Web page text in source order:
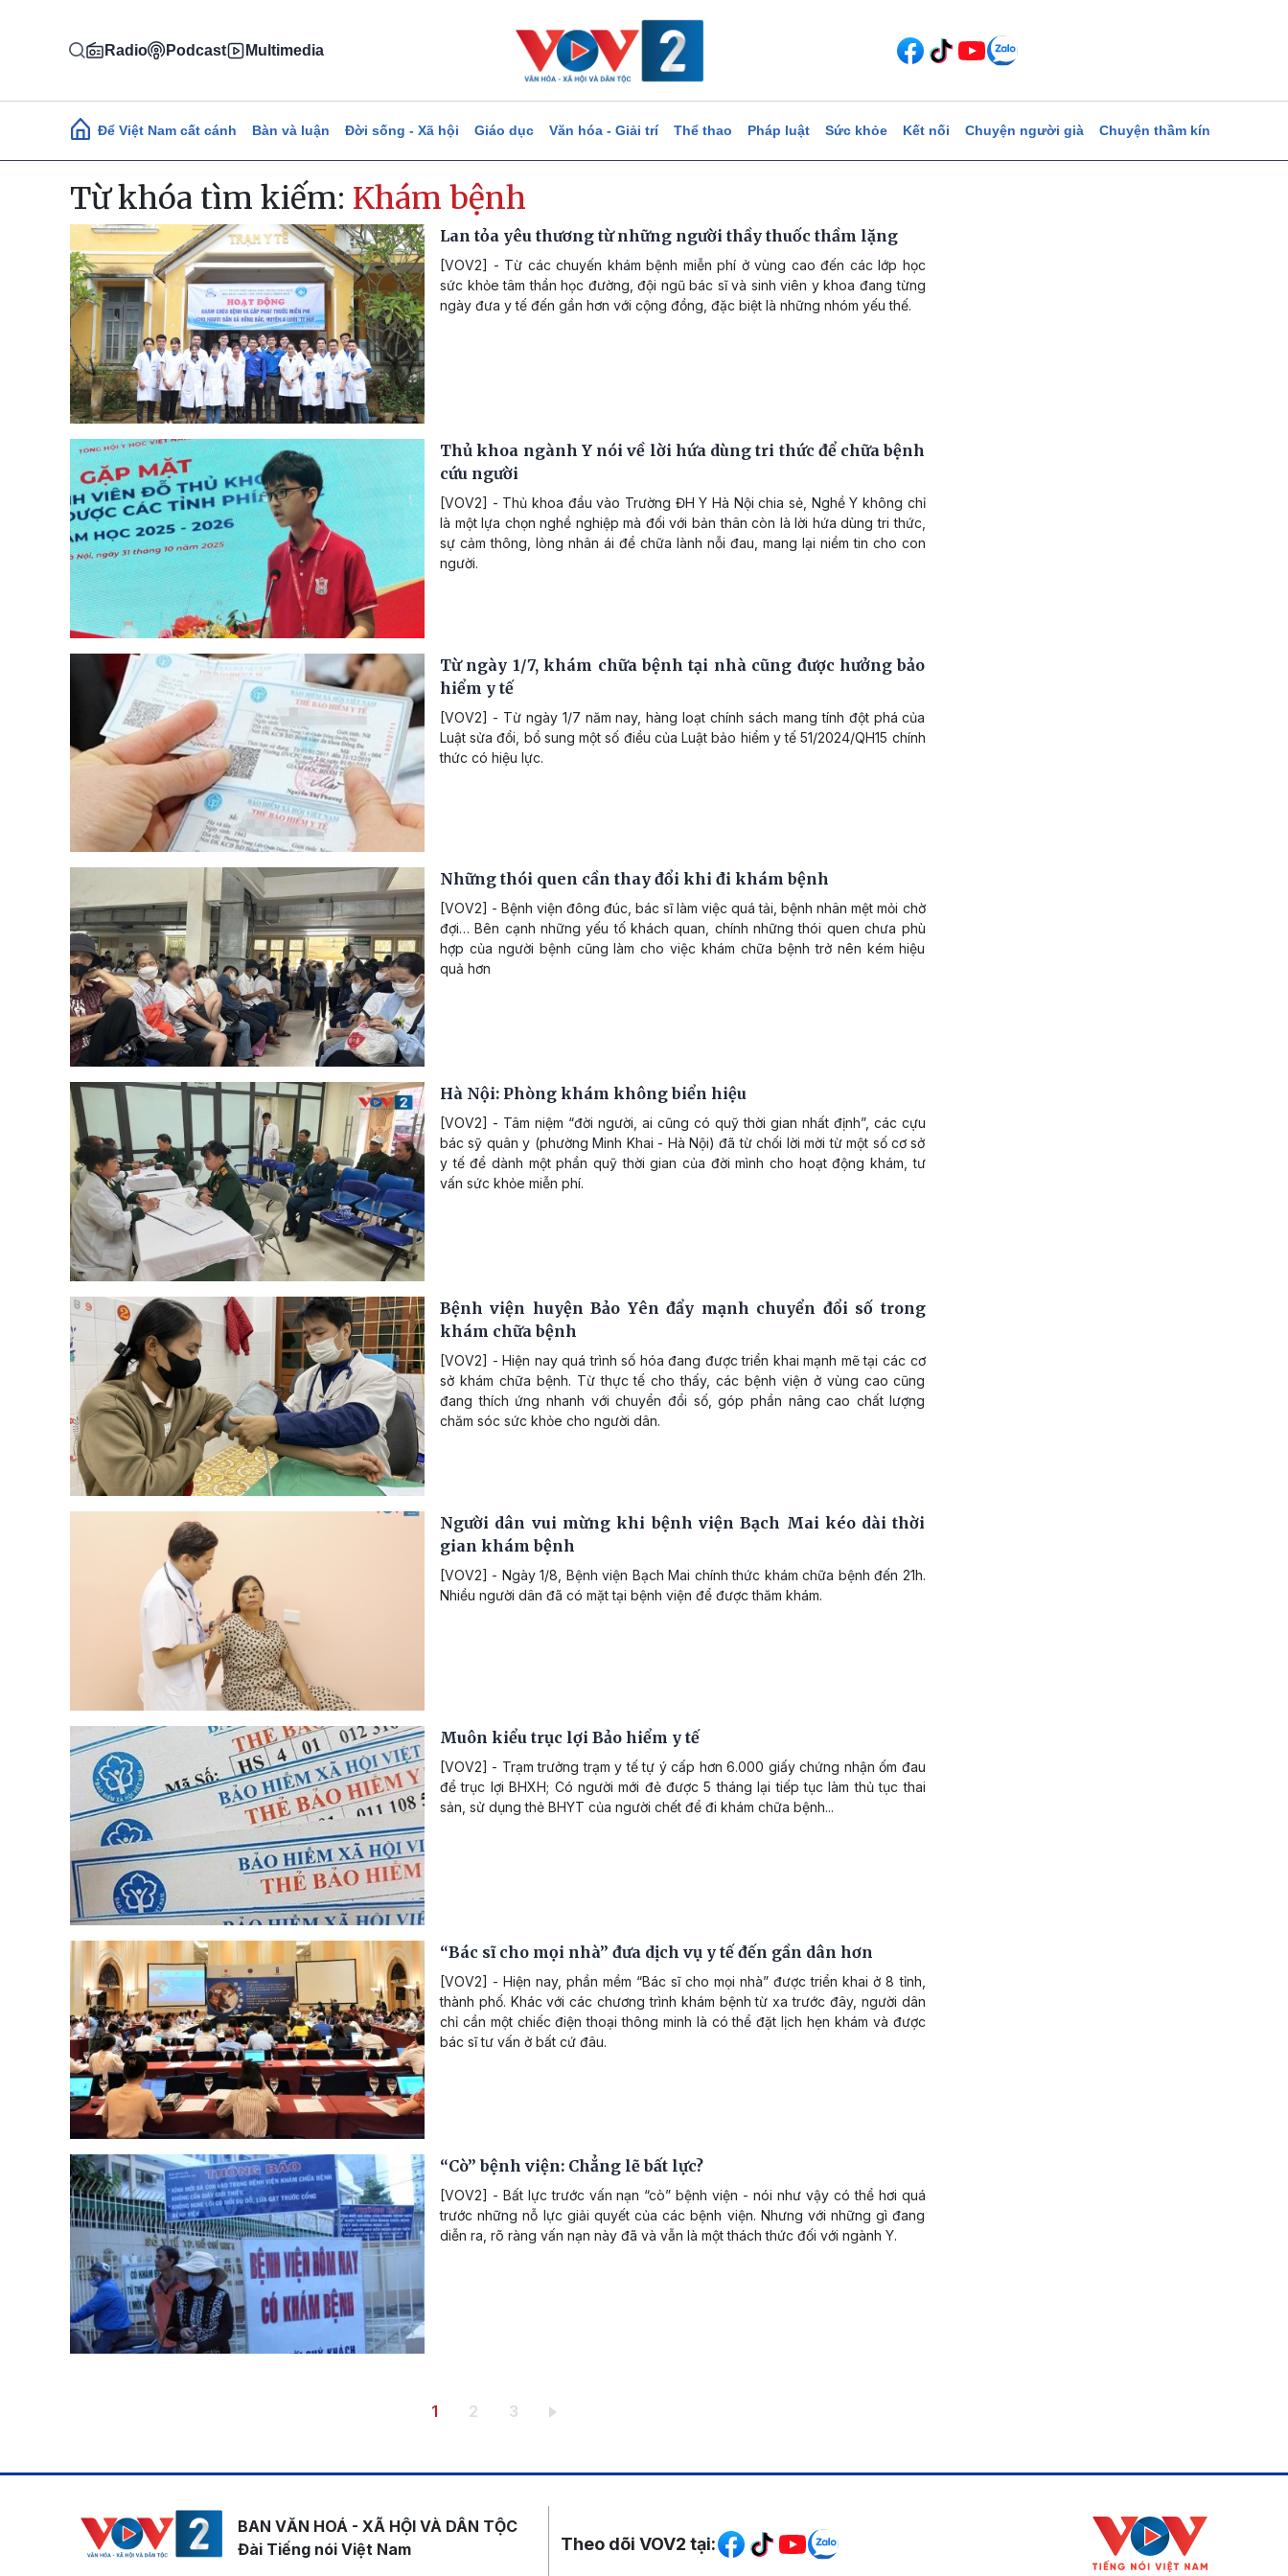
Radio Podcast Multimedia
Main navigation
Để Việt Nam cất cánh Bàn và luận Đời sống - Xã hội Giáo dục Văn hóa - Giải trí Thể thao Pháp luật Sức khỏe Kết nối Chuyện người già Chuyện thầm kín
Từ khóa tìm kiếm: Khám bệnh
Lan tỏa yêu thương từ những người thầy thuốc thầm lặng
[VOV2] - Từ các chuyến khám bệnh miễn phí ở vùng cao đến các lớp học
sức khỏe tâm thần học đường, đội ngũ bác sĩ và sinh viên y khoa đang từng
ngày đưa y tế đến gần hơn với cộng đồng, đặc biệt là những nhóm yếu thế.
Thủ khoa ngành Y nói về lời hứa dùng tri thức để chữa bệnh
cứu người
[VOV2] - Thủ khoa đầu vào Trường ĐH Y Hà Nội chia sẻ, Nghề Y không chỉ
là một lựa chọn nghề nghiệp mà đối với bản thân còn là lời hứa dùng tri thức,
sự cảm thông, lòng nhân ái để chữa lành nỗi đau, mang lại niềm tin cho con
người.
Từ ngày 1/7, khám chữa bệnh tại nhà cũng được hưởng bảo
hiểm y tế
[VOV2] - Từ ngày 1/7 năm nay, hàng loạt chính sách mang tính đột phá của
Luật sửa đổi, bổ sung một số điều của Luật bảo hiểm y tế 51/2024/QH15 chính
thức có hiệu lực.
Những thói quen cần thay đổi khi đi khám bệnh
[VOV2] - Bệnh viện đông đúc, bác sĩ làm việc quá tải, bệnh nhân mệt mỏi chờ
đợi… Bên cạnh những yếu tố khách quan, chính những thói quen chưa phù
hợp của người bệnh cũng làm cho việc khám chữa bệnh trở nên kém hiệu
quả hơn
Hà Nội: Phòng khám không biển hiệu
[VOV2] - Tâm niệm “đời người, ai cũng có quỹ thời gian nhất định”, các cựu
bác sỹ quân y (phường Minh Khai - Hà Nội) đã từ chối lời mời từ một số cơ sở
y tế để dành một phần quỹ thời gian của đời mình cho hoạt động khám, tư
vấn sức khỏe miễn phí.
Bệnh viện huyện Bảo Yên đẩy mạnh chuyển đổi số trong
khám chữa bệnh
[VOV2] - Hiện nay quá trình số hóa đang được triển khai mạnh mẽ tại các cơ
sở khám chữa bệnh. Từ thực tế cho thấy, các bệnh viện ở vùng cao cũng
đang thích ứng nhanh với chuyển đổi số, góp phần nâng cao chất lượng
chăm sóc sức khỏe cho người dân.
Người dân vui mừng khi bệnh viện Bạch Mai kéo dài thời
gian khám bệnh
[VOV2] - Ngày 1/8, Bệnh viện Bạch Mai chính thức khám chữa bệnh đến 21h.
Nhiều người dân đã có mặt tại bệnh viện để được thăm khám.
Muôn kiểu trục lợi Bảo hiểm y tế
[VOV2] - Trạm trưởng trạm y tế tự ý cấp hơn 6.000 giấy chứng nhận ốm đau
để trục lợi BHXH; Có người mới đẻ được 5 tháng lại tiếp tục làm thủ tục thai
sản, sử dụng thẻ BHYT của người chết để đi khám chữa bệnh...
“Bác sĩ cho mọi nhà” đưa dịch vụ y tế đến gần dân hơn
[VOV2] - Hiện nay, phần mềm “Bác sĩ cho mọi nhà” được triển khai ở 8 tỉnh,
thành phố. Khác với các chương trình khám bệnh từ xa trước đây, người dân
chỉ cần một chiếc điện thoại thông minh là có thể đặt lịch hẹn khám và được
bác sĩ tư vấn ở bất cứ đâu.
“Cò” bệnh viện: Chẳng lẽ bất lực?
[VOV2] - Bất lực trước vấn nạn “cò” bệnh viện - nói như vậy có thể hơi quá
trước những nỗ lực giải quyết của các bệnh viện. Nhưng với những gì đang
diễn ra, rõ ràng vấn nạn này đã và vẫn là một thách thức đối với ngành Y.
Trang hiện thời
1 Trang
2 Trang
3
BAN VĂN HOÁ - XÃ HỘI VÀ DÂN TỘC
Đài Tiếng nói Việt Nam
Mạng xã hội
Theo dõi VOV2 tại: